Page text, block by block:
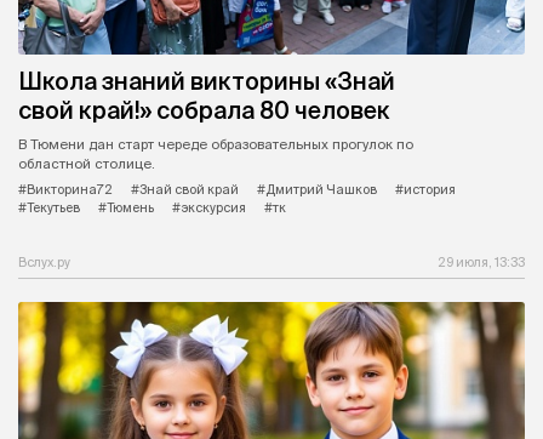
Школа знаний викторины «Знай
свой край!» собрала 80 человек
В Тюмени дан старт череде образовательных прогулок по
областной столице.
#Викторина72
#Знай свой край #Дмитрий Чашков
#история
#Текутьев
#Тюмень #экскурсия #тк
Вслух.ру 29 июля, 13:33